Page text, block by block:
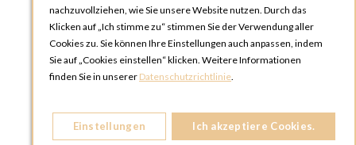
OPTIONS ZÜRICH
Steinackerstrasse 55,
8302 Kloten
SCHWEIZ
OPTIONS GENF
nachzuvollziehen, wie Sie unsere Website nutzen. Durch das
Klicken auf „Ich stimme zu“ stimmen Sie der Verwendung aller
Cookies zu. Sie können Ihre Einstellungen auch anpassen, indem
Sie auf „Cookies einstellen“ klicken. Weitere Informationen
finden Sie in unserer Datenschutzrichtlinie.
Einstellungen Ich akzeptiere Cookies.